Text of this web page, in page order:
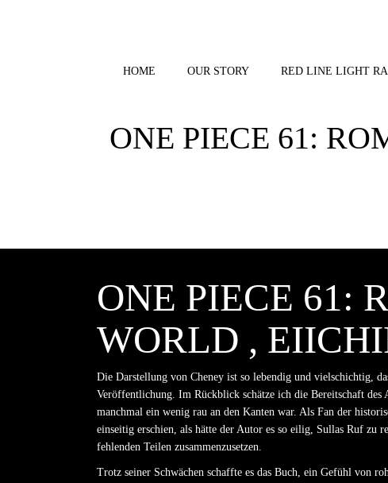
HOME OUR STORY RED LINE LIGHT
ONE PIECE 61:
ONE PIECE 61:
WORLD ,
Die Darstellung von Cheney ist so lebendig und vielschichtig,
Veröffentlichung. Im Rückblick schätze ich die Bereitschaft
manchmal ein wenig rau an den Kanten war. Als Fan der
einseitig erschien, als hätte der Autor es so eilig, Sullas Ruf zu
fehlenden Teilen zusammenzusetzen.
Trotz seiner Schwächen schaffte es das Buch, ein Gefühl von